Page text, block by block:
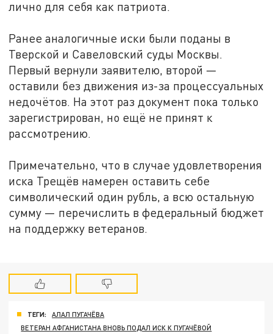
лично для себя как патриота.
Ранее аналогичные иски были поданы в
Тверской и Савеловский суды Москвы.
Первый вернули заявителю, второй —
оставили без движения из-за процессуальных
недочётов. На этот раз документ пока только
зарегистрирован, но ещё не принят к
рассмотрению.
Примечательно, что в случае удовлетворения
иска Трещёв намерен оставить себе
символический один рубль, а всю остальную
сумму — перечислить в федеральный бюджет
на поддержку ветеранов.
ТЕГИ:
АЛАЛ ПУГАЧЁВА
ВЕТЕРАН АФГАНИСТАНА ВНОВЬ ПОДАЛ ИСК К ПУГАЧЁВОЙ